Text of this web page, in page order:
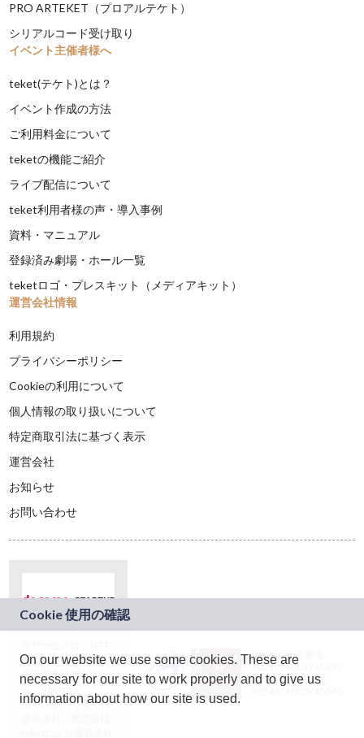
PRO ARTEKET（プロアルテケト）
シリアルコード受け取り
イベント主催者様へ
teket(テケト)とは？
イベント作成の方法
ご利用料金について
teketの機能ご紹介
ライブ配信について
teket利用者様の声・導入事例
資料・マニュアル
登録済み劇場・ホール一覧
teketロゴ・プレスキット（メディアキット）
運営会社情報
利用規約
プライバシーポリシー
Cookieの利用について
個人情報の取り扱いについて
特定商取引法に基づく表示
運営会社
お知らせ
お問い合わせ
ドコモグループの新
規事業創出プログラ
ム「docomo
STARTUP」を通じて
JASRAC許諾番号：
9024936001Y45037
JASRAC許諾番号：
On our website we use some cookies. These are
necessary for our site to work properly and to give us
information about how our site is used.